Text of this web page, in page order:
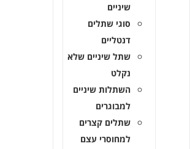
סוגי שתלים
שתל שיניים שלא
השתלות שיניים
למבוגרים
שתלים קצרים
למחוסרי עצם